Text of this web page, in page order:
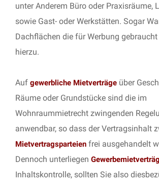
unter Anderem Büro oder Praxisräume,
sowie Gast- oder Werkstätten. Sogar
Dachflächen die für Werbung
hierzu.
Auf gewerbliche Mietverträge über
Räume oder Grundstücke sind die im
Wohnraummietrecht zwingenden
anwendbar, so dass der Vertragsinhalt
Mietvertragsparteien frei ausgehandelt
Dennoch unterliegen
Inhaltskontrolle, sollten Sie also